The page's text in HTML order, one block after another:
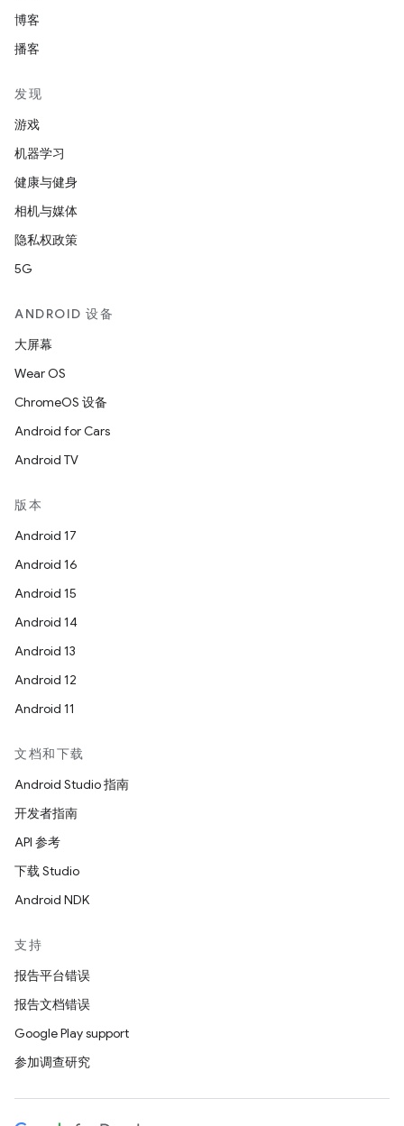
博客
播客
发现
游戏
机器学习
健康与健身
相机与媒体
隐私权政策
5G
ANDROID 设备
大屏幕
Wear OS
ChromeOS 设备
Android for Cars
Android TV
版本
Android 17
Android 16
Android 15
Android 14
Android 13
Android 12
Android 11
文档和下载
Android Studio 指南
开发者指南
API 参考
下载 Studio
Android NDK
支持
报告平台错误
报告文档错误
Google Play support
参加调查研究